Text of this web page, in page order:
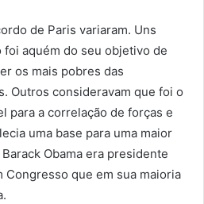
de Paris variaram. Uns
foi aquém do seu objetivo de
os mais pobres das
Outros consideravam que foi o
para a correlação de forças e
uma base para uma maior
Obama era presidente
Congresso que em sua maioria